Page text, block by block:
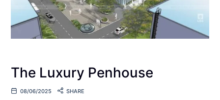
The Luxury Penhouse
08/06/2025 SHARE